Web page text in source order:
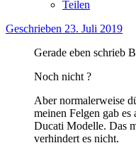
Teilen
Geschrieben 23. Juli 2019
Gerade eben schrieb
Noch nicht ?
Aber normalerweise
meinen Felgen gab
Ducati Modelle. Das
verhindert es nicht.